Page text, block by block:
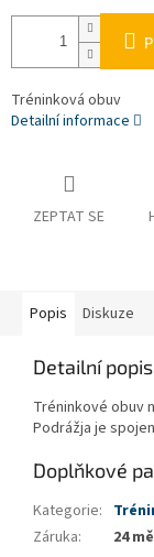
Tréninková obuv
Detailní informace
ZEPTAT SE
Popis Diskuze
Detailní
Tréninkové obuv
Podrážja je
Doplňkové
Kategorie:
Záruka: 24